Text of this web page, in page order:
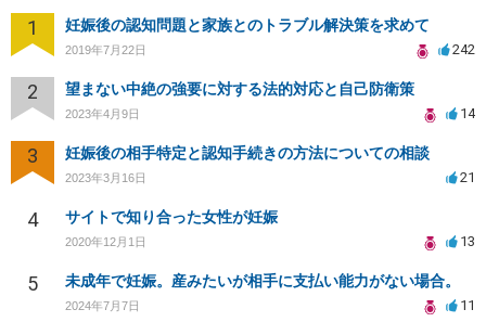
1 妊娠後の認知問題と家族とのトラブル解決策を求めて
2019年7月22日 242
2 望まない中絶の強要に対する法的対応と自己防衛策
2023年4月9日 14
3 妊娠後の相手特定と認知手続きの方法についての相談
2023年3月16日 21
4 サイトで知り合った女性が妊娠
2020年12月1日 13
5 未成年で妊娠。産みたいが相手に支払い能力がない場合。
2024年7月7日 11